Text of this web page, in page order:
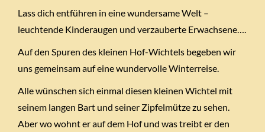
Lass dich entführen in eine wundersame Welt –
leuchtende Kinderaugen und verzauberte Erwachsene….
Auf den Spuren des kleinen Hof-Wichtels begeben wir
uns gemeinsam auf eine wundervolle Winterreise.
Alle wünschen sich einmal diesen kleinen Wichtel mit
seinem langen Bart und seiner Zipfelmütze zu sehen.
Aber wo wohnt er auf dem Hof und was treibt er den